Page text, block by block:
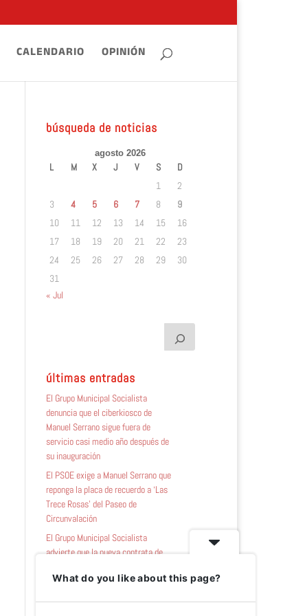
CALENDARIO OPINIÓN
búsqueda de noticias
agosto 2026
L M X J V S
D
1
2
3
4 5 6 7 8
9
10
11 12 13 14 15
16
17
18 19 20 21 22
23
24
25 26 27 28 29
30
31
« Jul
últimas entradas
El Grupo Municipal Socialista
denuncia que el ciberkiosco de
Manuel Serrano sigue fuera de
servicio casi medio año después de
su inauguración
El PSOE exige a Manuel Serrano que
reponga la placa de recuerdo a ‘Las
Trece Rosas’ del Paseo de
Circunvalación
El Grupo Municipal Socialista
advierte que la nueva contrata de
trabajo por delante tras el abandono
What do you like about this page?